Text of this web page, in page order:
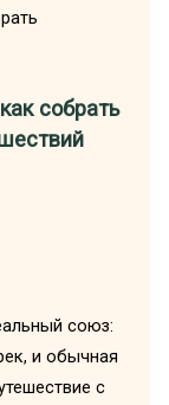
собрать
союз:
и обычная
с